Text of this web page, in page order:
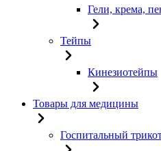
Гели, крема,
Тейпы
Кинезиотейпы
Товары для медицины
Госпитальный